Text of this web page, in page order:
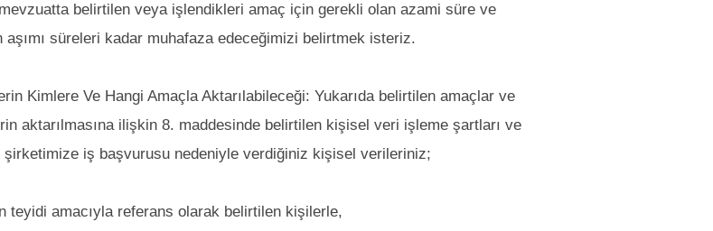
belirtilen veya işlendikleri amaç için gerekli olan azami süre ve
aşımı süreleri kadar muhafaza edeceğimizi belirtmek isteriz.
Kimlere Ve Hangi Amaçla Aktarılabileceği: Yukarıda belirtilen amaçlar ve
aktarılmasına ilişkin 8. maddesinde belirtilen kişisel veri işleme şartları ve
şirketimize iş başvurusu nedeniyle verdiğiniz kişisel verileriniz;
teyidi amacıyla referans olarak belirtilen kişilerle,